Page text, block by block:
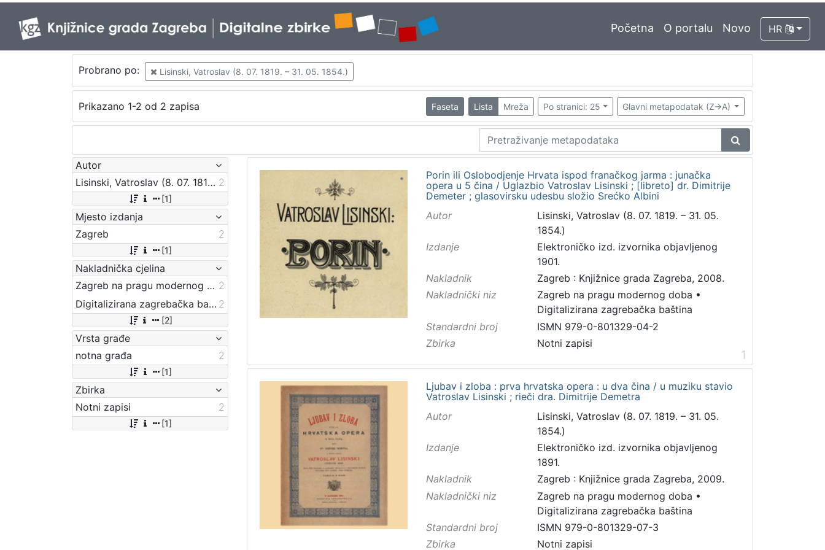
Početna O portalu Novo HR
Probrano po: Lisinski, Vatroslav (8. 07. 1819. – 31. 05. 1854.)
Prikazano 1-2 od 2 zapisa Faseta Lista Mreža Po stranici: 25 Glavni metapodatak (Z->A)
Autor
Lisinski, Vatroslav (8. 07. 1819. – 31. 05. 1854.) 2
[1]
Mjesto izdanja
Zagreb
2
[1]
Nakladnička cjelina
Zagreb na pragu modernog doba 2
Digitalizirana zagrebačka baština 2
[2]
Vrsta građe
notna građa
2
[1]
Zbirka
Notni zapisi
2
[1]
Porin ili Oslobodjenje Hrvata ispod franačkog jarma : junačka
opera u 5 čina / Uglazbio Vatroslav Lisinski ; [libreto] dr. Dimitrije
Demeter ; glasovirsku udesbu složio Srećko Albini
Autor
Lisinski, Vatroslav (8. 07. 1819. – 31. 05.
1854.)
Izdanje
Elektroničko izd. izvornika objavljenog
1901.
Nakladnik
Zagreb : Knjižnice grada Zagreba, 2008.
Nakladnički niz
Zagreb na pragu modernog doba •
Digitalizirana zagrebačka baština
Standardni broj
ISMN 979-0-801329-04-2
Zbirka
Notni zapisi
1
Ljubav i zloba : prva hrvatska opera : u dva čina / u muziku stavio
Vatroslav Lisinski ; rieči dra. Dimitrije Demetra
Autor
Lisinski, Vatroslav (8. 07. 1819. – 31. 05.
1854.)
Izdanje
Elektroničko izd. izvornika objavljenog
1891.
Nakladnik
Zagreb : Knjižnice grada Zagreba, 2009.
Nakladnički niz
Zagreb na pragu modernog doba •
Digitalizirana zagrebačka baština
Standardni broj
ISMN 979-0-801329-07-3
Zbirka
Notni zapisi